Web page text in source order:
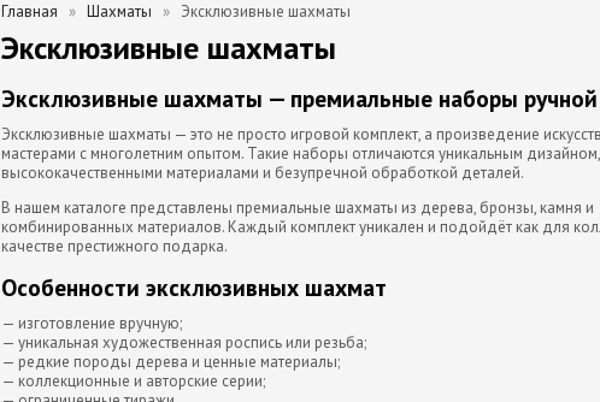
Главная Шахматы Эксклюзивные шахматы
Эксклюзивные шахматы
Эксклюзивные шахматы — премиальные наборы
Эксклюзивные шахматы — это не просто игровой комплект, а произведение
мастерами с многолетним опытом. Такие наборы отличаются уникальным дизайном,
высококачественными материалами и безупречной обработкой деталей.
В нашем каталоге представлены премиальные шахматы из дерева, бронзы, камня и
комбинированных материалов. Каждый комплект уникален и подойдёт как для
качестве престижного подарка.
Особенности эксклюзивных шахмат
— изготовление вручную;
— уникальная художественная роспись или резьба;
— редкие породы дерева и ценные материалы;
— коллекционные и авторские серии;